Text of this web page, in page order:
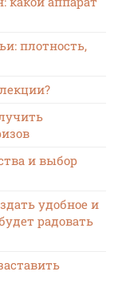
плотность,
и выбор
удобное и
радовать